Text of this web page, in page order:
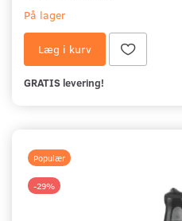
På lager
Læg i kurv
GRATIS levering!
Populær
-29%